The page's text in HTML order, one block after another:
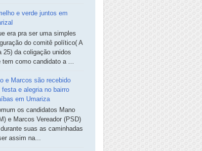
e verde juntos em
era pra ser uma simples
do comitê político( A
25) da coligação unidos
tem como candidato a ...
e Marcos são recebido
festa e alegria no bairro
em Umariza
os candidatos Mano
e Marcos Vereador (PSD)
suas as caminhadas
assim na...